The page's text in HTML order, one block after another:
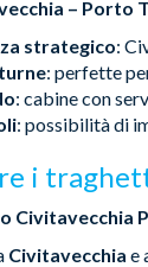
– Porto
strategico:
: perfette
: cabine con
: possibilità di
i
Civitavecchia
Civitavecchia e